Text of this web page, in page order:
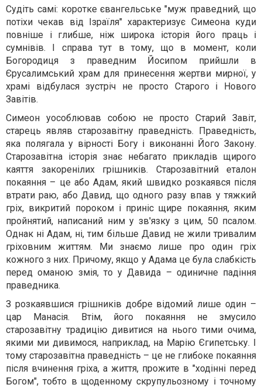
Судіть самі: коротке євангельське "муж праведний, що
потіхи чекав від Ізраїля" характеризує Симеона куди
повніше і глибше, ніж широка історія його праць і
сумнівів. І справа тут в тому, що в момент, коли
Богородиця з праведним Йосипом прийшли в
Єрусалимський храм для принесення жертви мирної, у
храмі відбулася зустріч не просто Старого і Нового
Завітів.
Симеон уособлював собою не просто Старий Завіт,
старець являв старозавітну праведність. Праведність,
яка полягала у вірності Богу і виконанні Його Закону.
Старозавітна історія знає небагато прикладів щирого
каяття закоренілих грішників. Старозавітний еталон
покаяння – це або Адам, який швидко розкаявся після
втрати раю, або Давид, що одного разу впав у тяжкий
гріх, викритий пороком і приніс щире покаяння, яким
пройнятий, написаний ним у зв'язку з цим, 50 псалом.
Однак ні Адам, ні, тим більше Давид не жили тривалим
гріховним життям. Ми знаємо лише про один гріх
кожного з них. Причому, якщо у Адама це була слабкість
перед оманою змія, то у Давида – одиничне падіння
праведника.
З розкаявшися грішників добре відомий лише один –
цар Манасія. Втім, його покаяння не змусило
старозавітну традицію дивитися на нього тими очима,
якими ми дивимося, наприклад, на Марію Єгипетську. І
тому старозавітна праведність – це не глибоке покаяння
після вчинення гріха, а життя, прожите в "ходінні перед
Богом", тобто в щоденному скрупульозному і точному